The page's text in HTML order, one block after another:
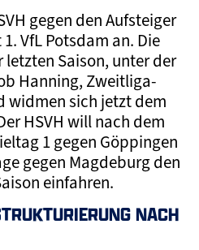
gegen den Aufsteiger
VfL Potsdam an. Die
Saison, unter der
Hanning, Zweitliga-
widmen sich jetzt dem
HSVH will nach dem
1 gegen Göppingen
gegen Magdeburg den
einfahren.
NACH